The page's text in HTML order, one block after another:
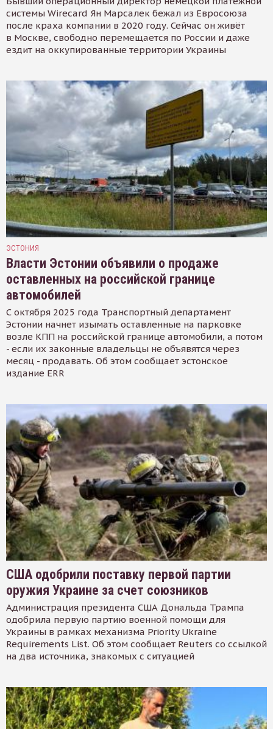
системы Wirecard Ян Марсалек бежал из Евросоюза
после краха компании в 2020 году. Сейчас он живёт
в Москве, свободно перемещается по России и даже
ездит на оккупированные территории Украины
ЭСТОНИЯ
Власти Эстонии объявили о продаже
оставленных на российской границе
автомобилей
С октября 2025 года Транспортный департамент
Эстонии начнет изымать оставленные на парковке
возле КПП на российской границе автомобили, а потом
- если их законные владельцы не объявятся через
месяц - продавать. Об этом сообщает эстонское
издание ERR
США одобрили поставку первой партии
оружия Украине за счет союзников
Администрация президента США Дональда Трампа
одобрила первую партию военной помощи для
Украины в рамках механизма Priority Ukraine
Requirements List. Об этом сообщает Reuters со ссылкой
на два источника, знакомых с ситуацией